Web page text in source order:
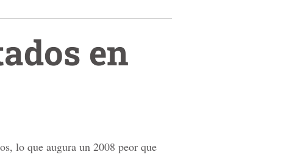
en
lo que augura un 2008 peor que